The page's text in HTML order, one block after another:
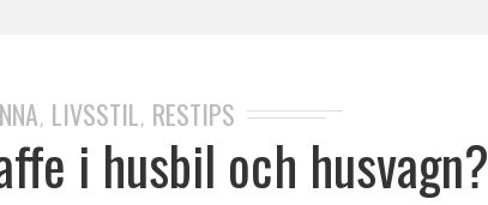
, LIVSSTIL, RESTIPS
i husbil och husvagn?